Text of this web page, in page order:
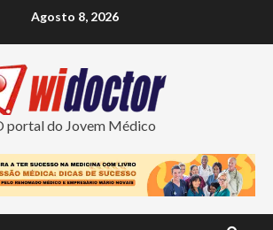
Agosto 8, 2026
portal do Jovem Médico